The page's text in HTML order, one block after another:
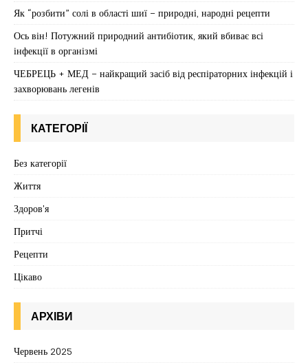
Як “розбити” солі в області шиї – природні, народні рецепти
Ось він! Потужний природний антибіотик, який вбиває всі
інфекції в організмі
ЧЕБРЕЦЬ + МЕД – найкращий засіб від респіраторних інфекцій і
захворювань легенів
КАТЕГОРІЇ
Без категорії
Життя
Здоров'я
Притчі
Рецепти
Цікаво
АРХІВИ
Червень 2025